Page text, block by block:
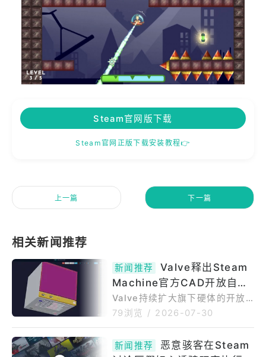
Steam官网版下载
Steam官网正版下载安装教程👉
上一篇 下一篇
新闻推荐
Valve释出Steam
Machine官方CAD开放自制
外壳配件 年底前候补有望拿
购买资格
Valve持续扩大旗下硬体的开放
性，SteamHardware官方部落
档，让玩家与改装爱好者能依照
79浏览 / 2026-07-30
新闻推荐
恶意骇客在Steam